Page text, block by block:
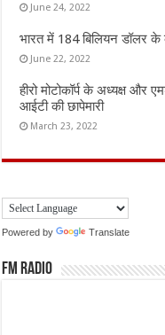
June 24, 2022
भारत में 184 बिलियन डॉलर के
June 22, 2022
हीरो मोटोकॉर्प के अध्यक्ष और
आईटी की छापेमारी
March 23, 2022
Powered by Translate
FM Radio